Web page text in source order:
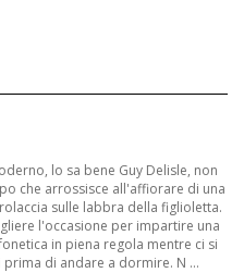
lo sa bene Guy Delisle, non
che arrossisce all'affiorare di una
sulle labbra della figlioletta.
l'occasione per impartire una
in piena regola mentre ci si
prima di andare a dormire. N ...